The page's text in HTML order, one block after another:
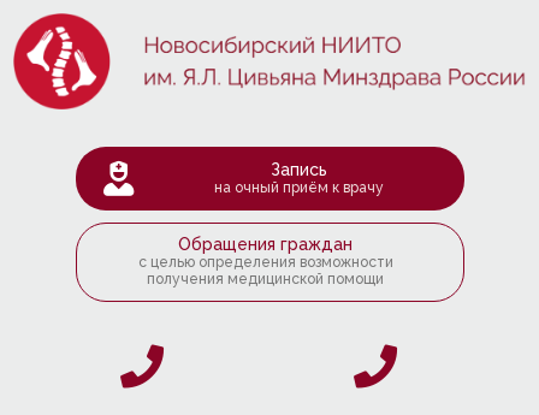
Запись
на очный приём к врачу
Обращения граждан
с целью определения возможности
получения медицинской помощи